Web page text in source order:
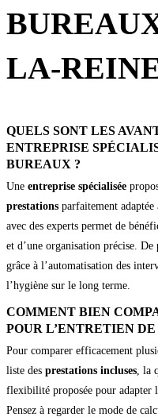
LA-
QUELS SONT LES
ENTREPRISE
BUREAUX ?
Une entreprise spécialisée
prestationsparfaitement adaptée
avec des experts permet de
et d’une organisation précise.
grâce à l’automatisation des
l’hygiène sur le long terme.
COMMENT BIEN
POUR L’ENTRETIEN
Pour comparer efficacement
liste des prestations incluses, la
flexibilité proposée pour adapter
Pensez à regarder le mode de